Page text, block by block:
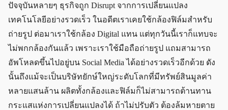
ปัจจุบันหลายๆ ธุรกิจถูก Disrupt จากการเปลี่ยนแปลง
เทคโนโลยีอย่างรวดเร็ว ในอดีตเราเคยใช้กล้องฟิล์มสำหรับ
ถ่ายรูป ต่อมาเราใช้กล้อง Digital แทน แต่ทุกวันนี้เราก็แทบจะ
ไม่พกกล้องกันแล้ว เพราะเราใช้มือถือถ่ายรูป แถมสามารถ
อัพโหลดขึ้นไปอยู่บน Social Media ได้อย่างรวดเร็วอีกด้วย ดัง
นั้นถึงแม้จะเป็นบริษัทยักษ์ใหญ่ระดับโลกที่มีทรัพย์สินมูลค่า
หลายแสนล้าน ผลิตทั้งกล้องและฟิล์มก็ไม่สามารถต้านทาน
กระแสแห่งการเปลี่ยนแปลงได้ ถ้าไม่ปรับตัว ต้องล้มหายตาย